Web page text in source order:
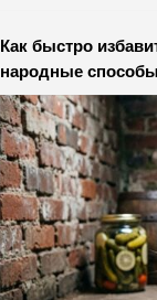
Как быстро
народные способы